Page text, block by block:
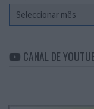
Arquivo
CANAL DE